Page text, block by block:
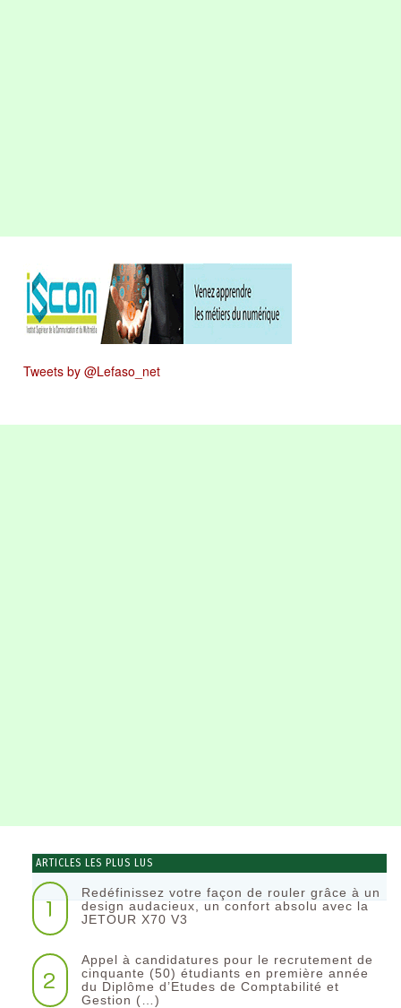
Tweets by @Lefaso_net
ARTICLES LES PLUS LUS
1
Redéfinissez votre façon de rouler grâce à un
design audacieux, un confort absolu avec la
JETOUR X70 V3
2
Appel à candidatures pour le recrutement de
cinquante (50) étudiants en première année
du Diplôme d’Etudes de Comptabilité et
Gestion (…)